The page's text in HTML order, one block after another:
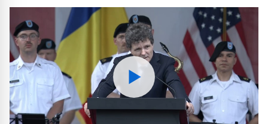
Watch